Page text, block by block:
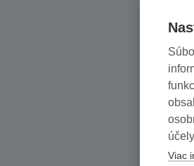
Viac